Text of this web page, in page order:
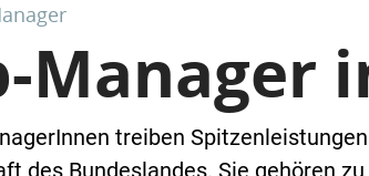
Manager
treiben